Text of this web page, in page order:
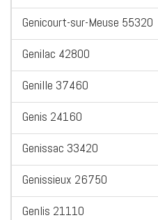
Genicourt-sur-Meuse 55320
Genilac 42800
Genille 37460
Genis 24160
Genissac 33420
Genissieux 26750
Genlis 21110